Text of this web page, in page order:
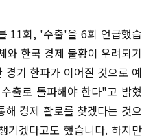
11회, '수출'을 6회 언급했습
와 한국 경제 불황이 우려되기
기 한파가 이어질 것으로 예
출로 돌파해야 한다"고 밝혔
경제 활로를 찾겠다는 것으
기겠다고도 했습니다. 하지만